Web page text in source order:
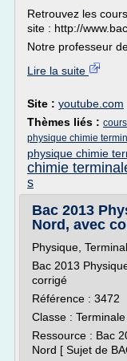
Retrouvez les
site : http://
Notre professeur
Lire la suite
Site : youtube.com
Thèmes liés :
physique chimie
physique chimie
chimie
s
Bac 2013
Nord, avec
Physique,
Bac 2013
corrigé
Référence : 3472
Classe :
Ressource : Bac
Nord [ Sujet de